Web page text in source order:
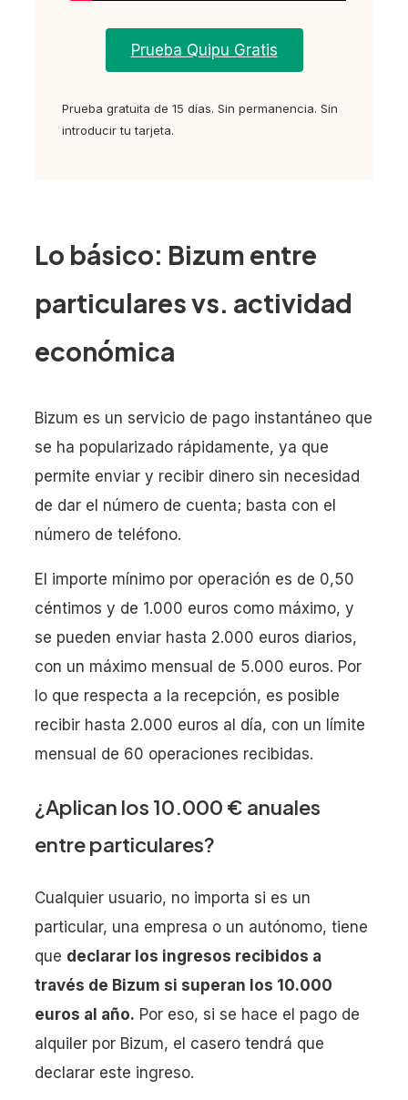
Prueba Quipu Gratis
Prueba gratuita de 15 días. Sin permanencia. Sin
introducir tu tarjeta.
Lo básico: Bizum entre
particulares vs. actividad
económica
Bizum es un servicio de pago instantáneo que
se ha popularizado rápidamente, ya que
permite enviar y recibir dinero sin necesidad
de dar el número de cuenta; basta con el
número de teléfono.
El importe mínimo por operación es de 0,50
céntimos y de 1.000 euros como máximo, y
se pueden enviar hasta 2.000 euros diarios,
con un máximo mensual de 5.000 euros. Por
lo que respecta a la recepción, es posible
recibir hasta 2.000 euros al día, con un límite
mensual de 60 operaciones recibidas.
¿Aplican los 10.000 € anuales
entre particulares?
Cualquier usuario, no importa si es un
particular, una empresa o un autónomo, tiene
que declarar los ingresos recibidos a
través de Bizum si superan los 10.000
euros al año. Por eso, si se hace el pago de
alquiler por Bizum, el casero tendrá que
declarar este ingreso.